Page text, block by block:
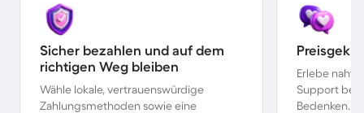
Sicher bezahlen und auf dem
richtigen Weg bleiben
Wähle lokale, vertrauenswürdige
Zahlungsmethoden sowie eine
Erlebe
Support bei
Bedenken.